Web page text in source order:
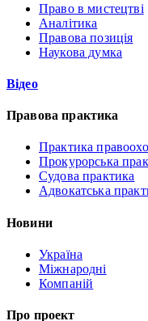
Право в мистецтві
Аналітика
Правова позиція
Наукова думка
Відео
Правова практика
Практика
Прокурорська
Судова практика
Адвокатська
Новини
Україна
Міжнародні
Компаній
Про проект